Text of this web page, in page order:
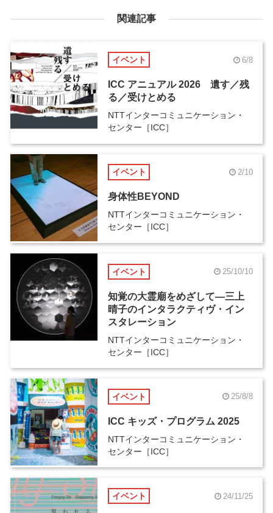
関連記事
イベント 6/8
ICC アニュアル 2026 遺す／残
る／受けとめる
NTTインターコミュニケーション・
センター［ICC］
イベント 2/10
身体性BEYOND
NTTインターコミュニケーション・
センター［ICC］
イベント 25/10/10
知覚の大霊廟をめざして―三上
晴子のインタラクティヴ・イン
スタレーション
NTTインターコミュニケーション・
センター［ICC］
イベント 25/8/8
ICC キッズ・プログラム 2025
NTTインターコミュニケーション・
センター［ICC］
イベント 24/11/25